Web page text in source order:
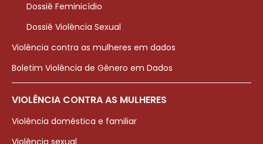
Dossiê Feminicídio
Dossiê Violência Sexual
Violência contra as mulheres em dados
Boletim Violência de Gênero em Dados
VIOLÊNCIA CONTRA AS MULHERES
Violência doméstica e familiar